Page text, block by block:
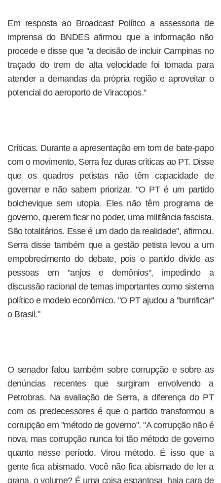
Em resposta ao Broadcast Político a assessoria de
imprensa do BNDES afirmou que a informação não
procede e disse que "a decisão de incluir Campinas no
traçado do trem de alta velocidade foi tomada para
atender a demandas da própria região e aproveitar o
potencial do aeroporto de Viracopos."
Críticas. Durante a apresentação em tom de bate-papo
com o movimento, Serra fez duras críticas ao PT. Disse
que os quadros petistas não têm capacidade de
governar e não sabem priorizar. "O PT é um partido
bolchevique sem utopia. Eles não têm programa de
governo, querem ficar no poder, uma militância fascista.
São totalitários. Esse é um dado da realidade", afirmou.
Serra disse também que a gestão petista levou a um
empobrecimento do debate, pois o partido divide as
pessoas em "anjos e demônios", impedindo a
discussão racional de temas importantes como sistema
político e modelo econômico. "O PT ajudou a ''burrificar''
o Brasil."
O senador falou também sobre corrupção e sobre as
denúncias recentes que surgiram envolvendo a
Petrobras. Na avaliação de Serra, a diferença do PT
com os predecessores é que o partido transformou a
corrupção em "método de governo". "A corrupção não é
nova, mas corrupção nunca foi tão método de governo
quanto nesse período. Virou método. É isso que a
gente fica abismado. Você não fica abismado de ler a
grana, o volume? É uma coisa espantosa, haja cara de